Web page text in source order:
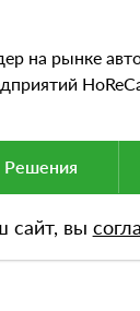
на рынке
Решения
сайт, вы
алкогольной